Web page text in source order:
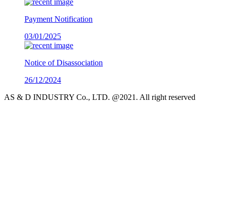
Payment Notification
03/01/2025
Notice of Disassociation
26/12/2024
AS & D INDUSTRY Co., LTD. @2021. All right reserved